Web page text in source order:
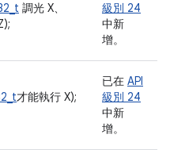
調光 X、
級別 24
中新
增。
才能執行 X);
已在 API
級別 24
中新
增。